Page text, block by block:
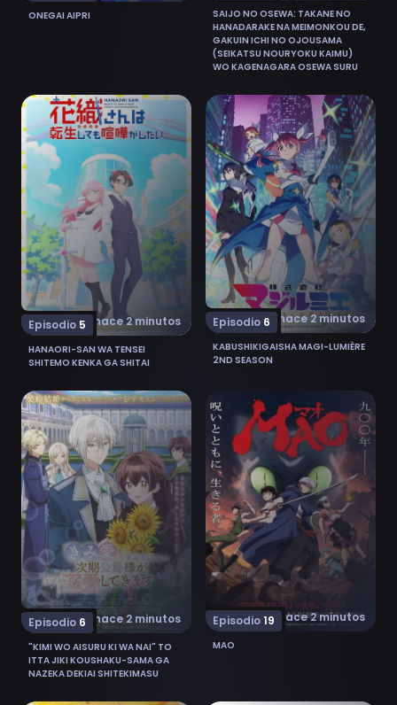
ONEGAI AIPRI
SAIJO NO OSEWA: TAKANE NO
HANADARAKE NA MEIMONKOU DE,
GAKUIN ICHI NO OJOUSAMA
(SEIKATSU NOURYOKU KAIMU)
WO KAGENAGARA OSEWA SURU
hace 2 minutos
Episodio 5
HANAORI-SAN WA TENSEI
SHITEMO KENKA GA SHITAI
Ver Hanaori-san wa Tensei shitemo Kenka ga Shitai 5
hace 2 minutos
Episodio 6
KABUSHIKIGAISHA MAGI-LUMIÈRE
2ND SEASON
Ver Kabushikigaisha Magi-
hace 2 minutos
Episodio 6
"KIMI WO AISURU KI WA NAI" TO
ITTA JIKI KOUSHAKU-SAMA GA
NAZEKA DEKIAI SHITEKIMASU
Ver "Kimi wo Aisuru Ki wa Nai" to Itta Jiki Koushaku-
hace 2 minutos
Episodio19
MAO
Ver Mao 19